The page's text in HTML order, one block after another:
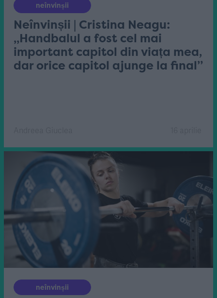
neînvinșii
Neînvinșii | Cristina Neagu:
„Handbalul a fost cel mai
important capitol din viața mea,
dar orice capitol ajunge la final”
neînvinșii